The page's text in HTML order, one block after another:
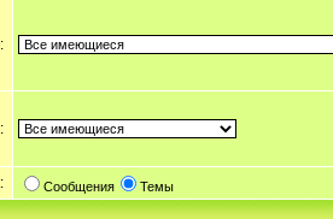
Сообщения Темы